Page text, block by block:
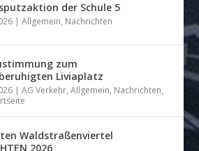
der Schule 5
|Allgemein, Nachrichten
zum
Liviaplatz
|AG Verkehr,Allgemein, Nachrichten,
Waldstraßenviertel
2026